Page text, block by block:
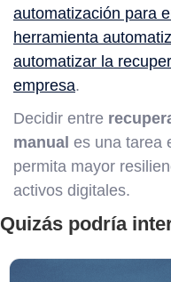
automatización para
herramienta
automatizar la
empresa.
Decidir entre
manual es una tarea
permita mayor
activos digitales.
Quizás podría